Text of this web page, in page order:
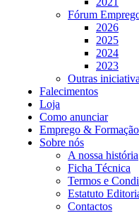
Fórum
2026
2025
2024
2023
Outras
Falecimentos
Loja
Como anunciar
Emprego & Formação
Sobre nós
A nossa história
Ficha Técnica
Termos e
Estatuto
Contactos